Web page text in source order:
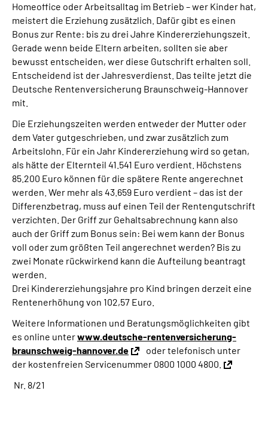
Über uns
Online-Services
Inhalte in Gebärdensprache (DGS)
Leichte Sprache
Suche
Mein Kundenportal
Homeoffice oder Arbeitsalltag im Betrieb – wer Kinder hat,
meistert die Erziehung zusätzlich. Dafür gibt es einen
Bonus zur Rente: bis zu drei Jahre Kindererziehungszeit.
Gerade wenn beide Eltern arbeiten, sollten sie aber
bewusst entscheiden, wer diese Gutschrift erhalten soll.
Entscheidend ist der Jahresverdienst. Das teilte jetzt die
Deutsche Rentenversicherung Braunschweig-Hannover
mit.
Die Erziehungszeiten werden entweder der Mutter oder
dem Vater gutgeschrieben, und zwar zusätzlich zum
Arbeitslohn. Für ein Jahr Kindererziehung wird so getan,
als hätte der Elternteil 41.541 Euro verdient. Höchstens
85.200 Euro können für die spätere Rente angerechnet
werden. Wer mehr als 43.659 Euro verdient – das ist der
Differenzbetrag, muss auf einen Teil der Rentengutschrift
verzichten. Der Griff zur Gehaltsabrechnung kann also
auch der Griff zum Bonus sein: Bei wem kann der Bonus
voll oder zum größten Teil angerechnet werden? Bis zu
zwei Monate rückwirkend kann die Aufteilung beantragt
werden.
Drei Kindererziehungsjahre pro Kind bringen derzeit eine
Rentenerhöhung von 102,57 Euro.
Weitere Informationen und Beratungsmöglichkeiten gibt
es online unterwww.deutsche-rentenversicherung-
braunschweig-hannover.de
oder telefonisch unter
der kostenfreien Servicenummer 0800 1000 4800.
Nr. 8/21